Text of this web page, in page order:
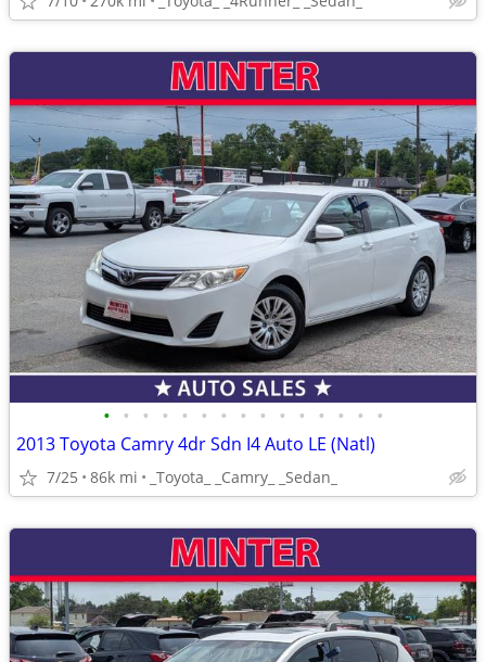
• • • • • • • • • • • • • • •
2013 Toyota Camry 4dr Sdn I4 Auto LE (Natl)
7/25 86k mi _Toyota_ _Camry_ _Sedan_